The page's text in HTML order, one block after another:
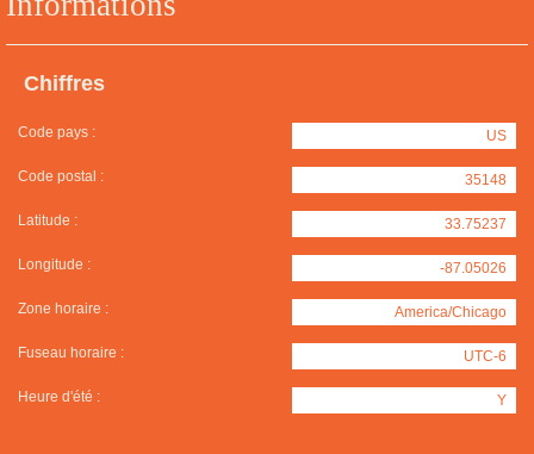
Chiffres
Code pays : US
Code postal : 35148
Latitude : 33.75237
Longitude : -87.05026
Zone horaire : America/Chicago
Fuseau horaire : UTC-6
Heure d'été : Y